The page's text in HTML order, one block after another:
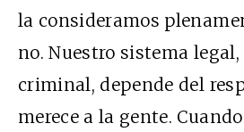
la consideramos
no. Nuestro sistema legal,
criminal, depende del
merece a la gente.